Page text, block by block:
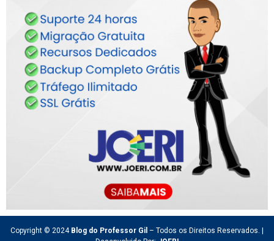
Copyright © 2024 Blog do Professor Gil – Todos os Direitos Reservados. |